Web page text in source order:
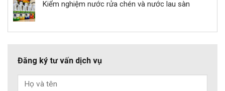
Kiểm nghiệm nước rửa chén và nước lau sàn
Đăng ký tư vấn dịch vụ